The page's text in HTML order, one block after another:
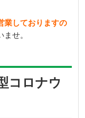
業しておりますの
せ。
コロナウ